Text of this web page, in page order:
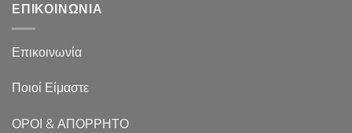
ΕΠΙΚΟΙΝΩΝΙΑ
Επικοινωνία
Ποιοί Είμαστε
ΟΡΟΙ & ΑΠΟΡΡΗΤΟ